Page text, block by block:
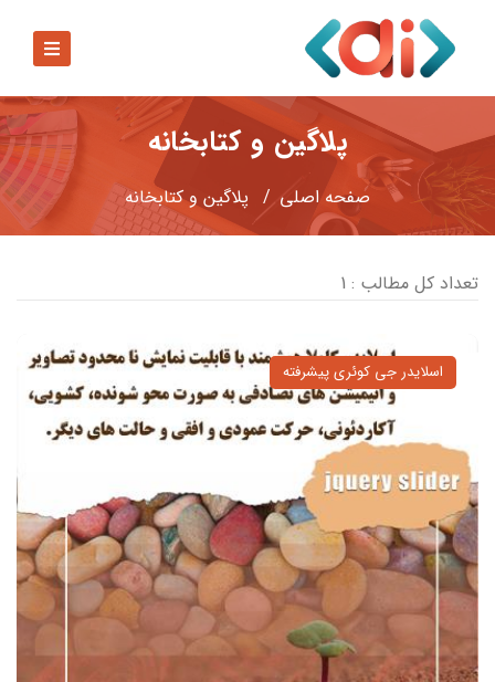
پلاگین و کتابخانه
صفحه اصلي پلاگین و کتابخانه
تعداد کل مطالب : 1
اسلایدر جی کوئری پیشرفته